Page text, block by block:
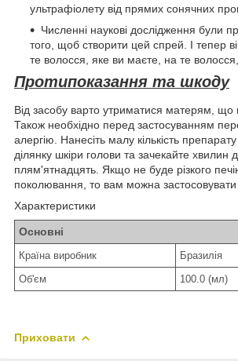
ультрафіолету від прямих сонячних
Численні наукові дослідження були
того, щоб створити цей спрей. І тепер
те волосся, яке ви маєте, на те
Протипоказання та шкоду
Від засобу варто утриматися матерям, що
Також необхідно перед застосуванням
алергію. Нанесіть малу кількість
ділянку шкіри голови та зачекайте хвилин
плям'ятнадцять. Якщо не буде різкого
поколювання, то вам можна застосовувати
Характеристики
Основні
Країна виробник
Бразилія
Об'єм
100.0 (мл)
Приховати